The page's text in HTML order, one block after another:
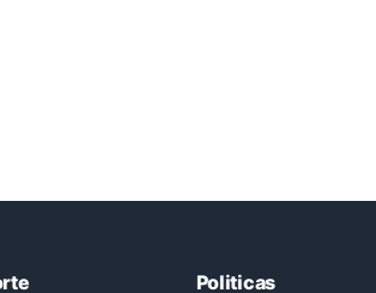
Politicas